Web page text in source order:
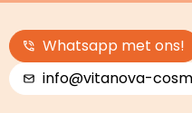
Whatsapp met ons!
info@vitanova-